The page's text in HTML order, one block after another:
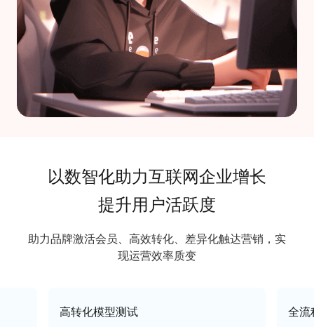
以数智化助力互联网企业增长
提升用户活跃度
助力品牌激活会员、高效转化、差异化触达营销，实
现运营效率质变
高转化模型测试 全流